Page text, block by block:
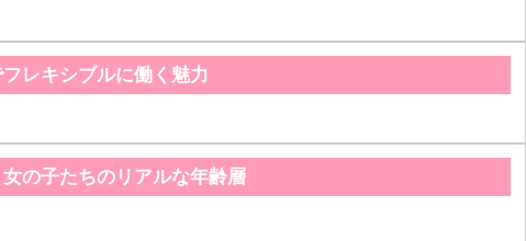
レキシブルに働く魅力
の子たちのリアルな年齢層